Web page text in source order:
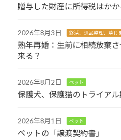
贈与した財産に所得税はかか
2026年8月3日 終活、遺品整理、墓じ
熟年再婚：生前に相続放棄
来る？
2026年8月2日 ペット
保護犬、保護猫のトライアル
2026年8月1日 ペット
ペットの「譲渡契約書」